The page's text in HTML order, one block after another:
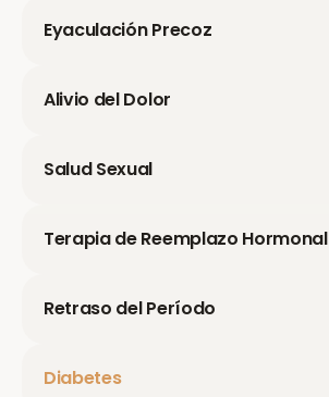
Eyaculación Precoz
Alivio del Dolor
Salud Sexual
Terapia de Reemplazo Hormonal
Retraso del Período
Diabetes